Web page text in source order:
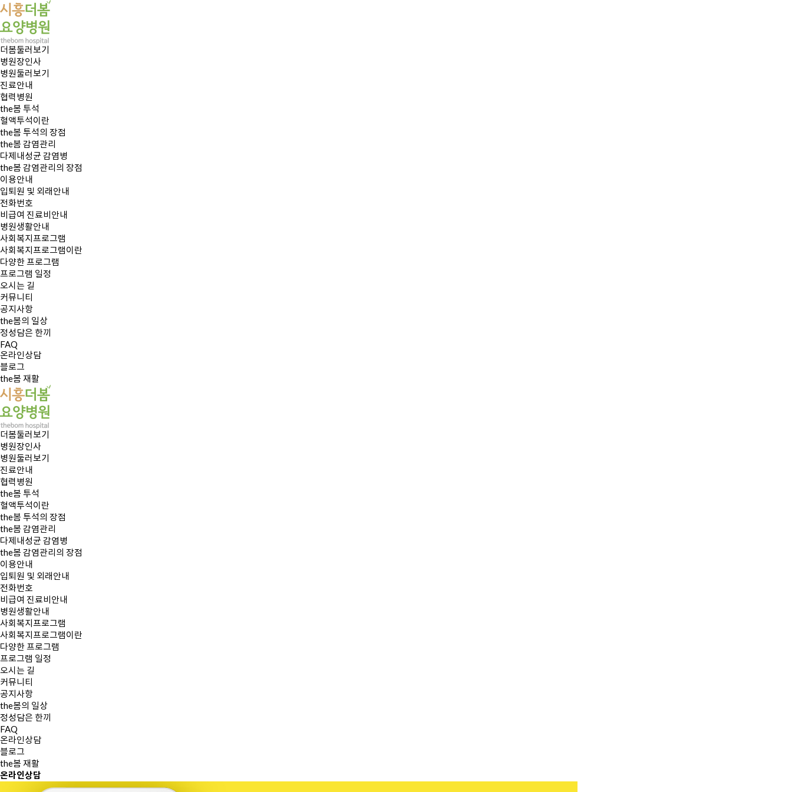
더봄둘러보기
병원장인사
병원둘러보기
진료안내
협력병원
the봄 투석
혈액투석이란
the봄 투석의 장점
the봄 감염관리
다제내성균 감염병
the봄 감염관리의 장점
이용안내
입퇴원 및 외래안내
전화번호
비급여 진료비안내
병원생활안내
사회복지프로그램
사회복지프로그램이란
다양한 프로그램
프로그램 일정
오시는 길
커뮤니티
공지사항
the봄의 일상
정성담은 한끼
FAQ
온라인상담
블로그
the봄 재활
더봄둘러보기
병원장인사
병원둘러보기
진료안내
협력병원
the봄 투석
혈액투석이란
the봄 투석의 장점
the봄 감염관리
다제내성균 감염병
the봄 감염관리의 장점
이용안내
입퇴원 및 외래안내
전화번호
비급여 진료비안내
병원생활안내
사회복지프로그램
사회복지프로그램이란
다양한 프로그램
프로그램 일정
오시는 길
커뮤니티
공지사항
the봄의 일상
정성담은 한끼
FAQ
온라인상담
블로그
the봄 재활
온라인상담